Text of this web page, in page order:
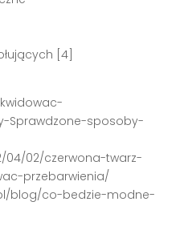
[4]
Sprawdzone-sposoby-
04/02/czerwona-twarz-
przebarwienia/
blog/co-bedzie-modne-